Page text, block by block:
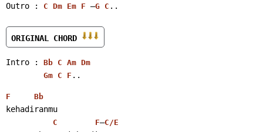
Outro : C Dm Em F –G C ..
ORIGINAL CHORD
Intro : Bb C Am Dm
Gm C F ..
F Bb
kehadiranmu
C F–C/E